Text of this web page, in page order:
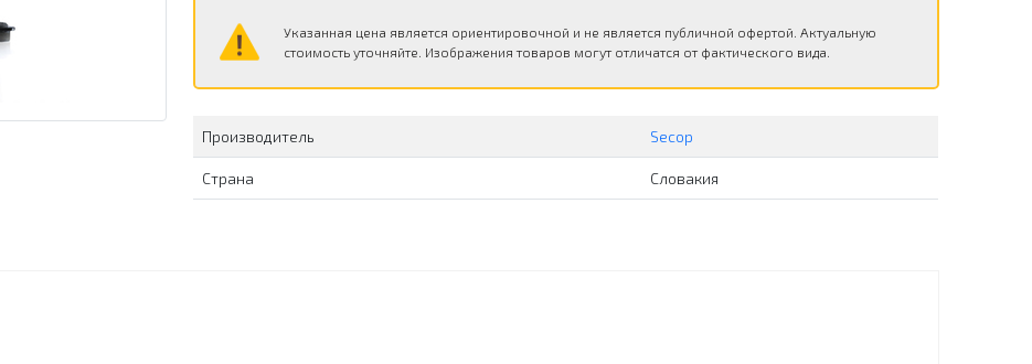
Указанная цена является ориентировочной и не является публичной офертой. Актуальную
стоимость уточняйте. Изображения товаров могут отличатся от фактического вида.
Производитель Secop
Страна Словакия